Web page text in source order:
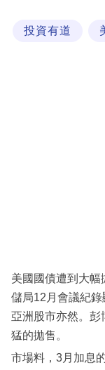
投資有道
美國國債遭到大
儲局12月會議紀錄
亞洲股市亦然。彭
猛的拋售。
市場料，3月加息